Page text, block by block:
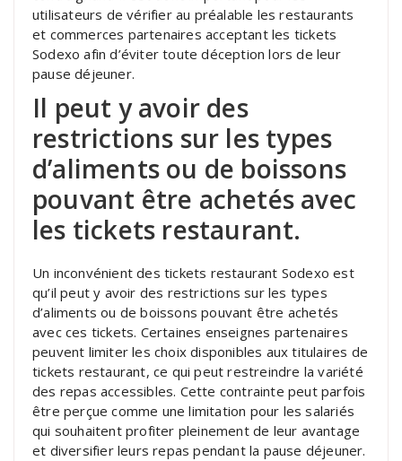
utilisateurs de vérifier au préalable les restaurants
et commerces partenaires acceptant les tickets
Sodexo afin d’éviter toute déception lors de leur
pause déjeuner.
Il peut y avoir des
restrictions sur les types
d’aliments ou de boissons
pouvant être achetés avec
les tickets restaurant.
Un inconvénient des tickets restaurant Sodexo est
qu’il peut y avoir des restrictions sur les types
d’aliments ou de boissons pouvant être achetés
avec ces tickets. Certaines enseignes partenaires
peuvent limiter les choix disponibles aux titulaires de
tickets restaurant, ce qui peut restreindre la variété
des repas accessibles. Cette contrainte peut parfois
être perçue comme une limitation pour les salariés
qui souhaitent profiter pleinement de leur avantage
et diversifier leurs repas pendant la pause déjeuner.